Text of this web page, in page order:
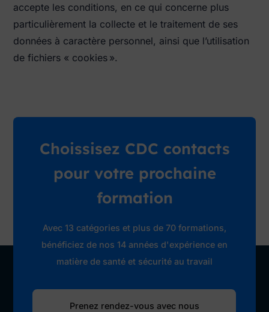
accepte les conditions, en ce qui concerne plus
particulièrement la collecte et le traitement de ses
données à caractère personnel, ainsi que l’utilisation
de fichiers « cookies ».
Choissisez CDC contacts
pour votre prochaine
formation
Avec 13 catégories et plus de 70 formations,
bénéficiez de nos 14 années d'expérience en
matière de santé et sécurité au travail
Prenez rendez-vous avec nous